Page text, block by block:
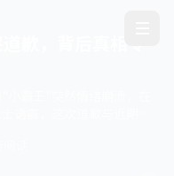
歉，背后真相令